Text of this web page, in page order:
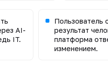
AI-
IT.
Пользователь
результат
платформа
изменением.